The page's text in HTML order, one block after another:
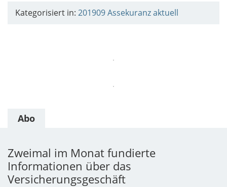
Kategorisiert in: 201909Assekuranz aktuell
Abo
Zweimal im Monat fundierte
Informationen über das
Versicherungsgeschäft